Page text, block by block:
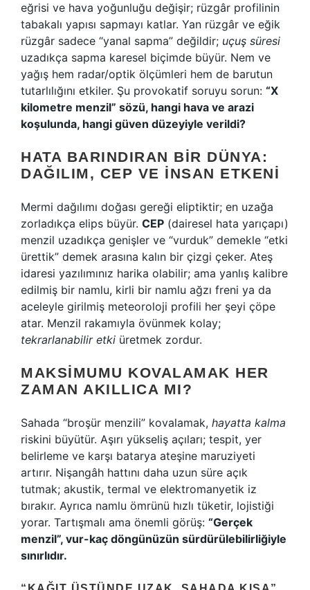
eğrisi ve hava yoğunluğu değişir; rüzgâr profilinin
tabakalı yapısı sapmayı katlar. Yan rüzgâr ve eğik
rüzgâr sadece “yanal sapma” değildir; uçuş süresi
uzadıkça sapma karesel biçimde büyür. Nem ve
yağış hem radar/optik ölçümleri hem de barutun
tutarlılığını etkiler. Şu provokatif soruyu sorun: “X
kilometre menzil” sözü, hangi hava ve arazi
koşulunda, hangi güven düzeyiyle verildi?
HATA BARINDIRAN BIR DÜNYA:
DAĞILIM, CEP VE İNSAN ETKENI
Mermi dağılımı doğası gereği eliptiktir; en uzağa
zorladıkça elips büyür. CEP (dairesel hata yarıçapı)
menzil uzadıkça genişler ve “vurduk” demekle “etki
ürettik” demek arasına kalın bir çizgi çeker. Ateş
idaresi yazılımınız harika olabilir; ama yanlış kalibre
edilmiş bir namlu, kirli bir namlu ağzı freni ya da
aceleyle girilmiş meteoroloji profili her şeyi çöpe
atar. Menzil rakamıyla övünmek kolay;
tekrarlanabilir etki üretmek zordur.
MAKSIMUMU KOVALAMAK HER
ZAMAN AKILLICA MI?
Sahada “broşür menzili” kovalamak, hayatta kalma
riskini büyütür. Aşırı yükseliş açıları; tespit, yer
belirleme ve karşı batarya ateşine maruziyeti
artırır. Nişangâh hattını daha uzun süre açık
tutmak; akustik, termal ve elektromanyetik iz
bırakır. Ayrıca namlu ömrünü hızlı tüketir, lojistiği
yorar. Tartışmalı ama önemli görüş: “Gerçek
menzil”, vur-kaç döngünüzün sürdürülebilirliğiyle
sınırlıdır.